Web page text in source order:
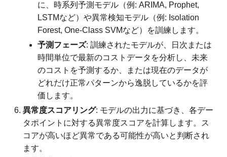
に、時系列予測モデル（例: ARIMA, Prophet,
LSTMなど）や異常検知モデル（例: Isolation
Forest, One-Class SVMなど）を訓練します。
予測フェーズ: 訓練されたモデルが、日次または
時間単位で最新のコストデータを分析し、未来
のコストを予測するか、または現在のデータが
どれだけ正常パターンから逸脱しているかを評
価します。
異常度スコアリング: モデルの出力に基づき、各デー
タポイントに対する異常度スコアを計算します。ス
コアが高いほど異常である可能性が高いと判断され
ます。